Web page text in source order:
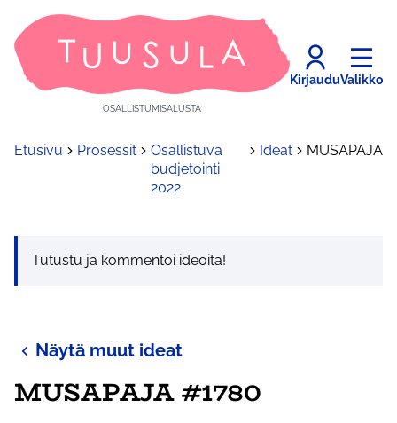
OSALLISTUMISALUSTA
KirjauduValikko
Etusivu Prosessit
Osallistuva
budjetointi
2022
Ideat MUSAPAJA
Tutustu ja kommentoi ideoita!
Näytä muut ideat
MUSAPAJA #1780